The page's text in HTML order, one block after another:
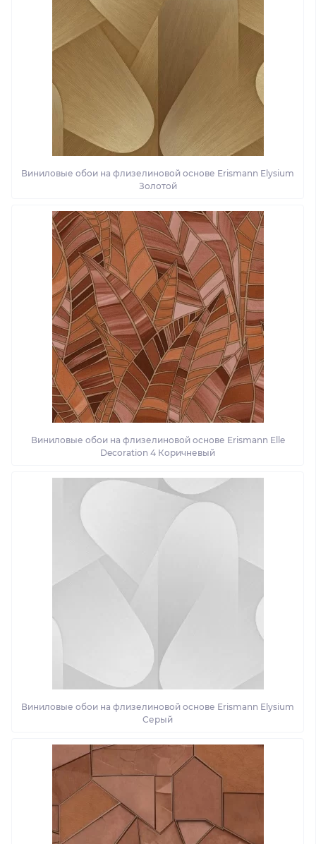
Виниловые обои на флизелиновой основе Erismann Elysium
Золотой
Виниловые обои на флизелиновой основе Erismann Elle
Decoration 4 Коричневый
Виниловые обои на флизелиновой основе Erismann Elysium
Серый